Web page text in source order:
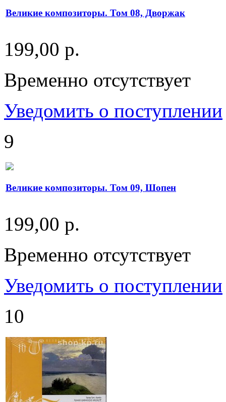
Великие композиторы. Том 08, Дворжак
199,00 р.
Временно отсутствует
Уведомить о поступлении
9
Великие композиторы. Том 09, Шопен
199,00 р.
Временно отсутствует
Уведомить о поступлении
10